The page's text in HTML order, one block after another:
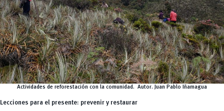
Actividades de reforestación con la comunidad. Autor. Juan Pablo Iñamagua
Lecciones para el presente: prevenir y restaurar